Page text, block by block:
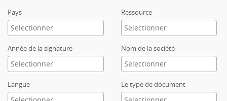
Utilisation de ce site
glossaire
FAQ
Pays Ressource
Année de la signature Nom de la société
Langue Le type de document